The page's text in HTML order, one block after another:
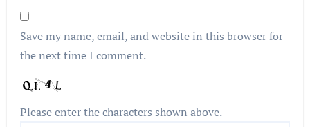
Save my name, email, and website in this browser for
the next time I comment.
Please enter the characters shown above.